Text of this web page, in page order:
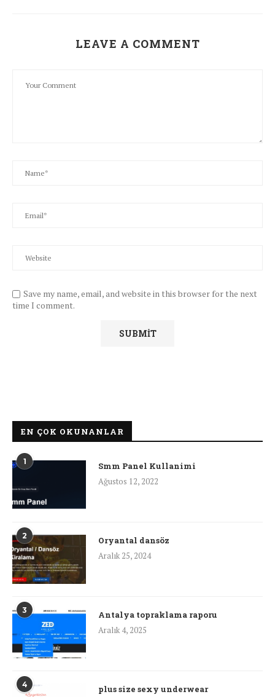
LEAVE A COMMENT
Save my name, email, and website in this browser for the next
time I comment.
EN ÇOK OKUNANLAR
1
Smm Panel Kullanimi
Ağustos 12, 2022
2
Oryantal dansöz
Aralık 25, 2024
3
Antalya topraklama raporu
Aralık 4, 2025
4
plus size sexy underwear